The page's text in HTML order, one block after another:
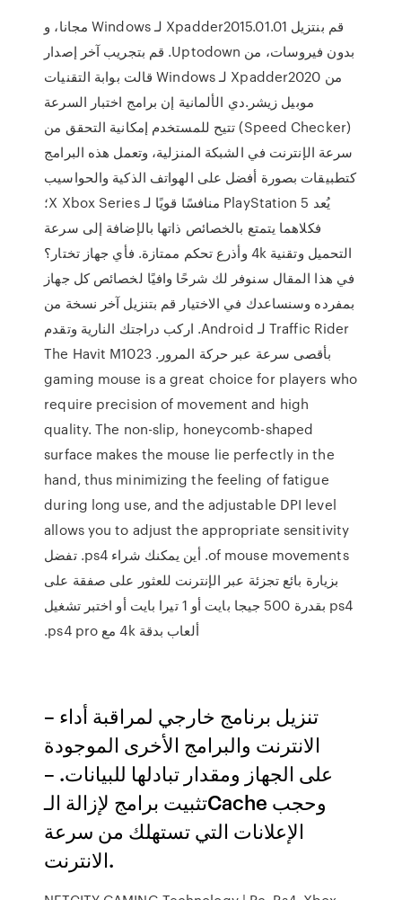
‫قم بنتزيل Xpadder2015.01.01 لـ Windows مجانا، و
بدون فيروسات، من Uptodown. قم بتجريب آخر إصدار
من Xpadder2020 لـ Windows قالت بوابة التقنيات
موبيل زيشر.دي الألمانية إن برامج اختبار السرعة
(Speed Checker) تتيح للمستخدم إمكانية التحقق من
سرعة الإنترنت في الشبكة المنزلية، وتعمل هذه البرامج
كتطبيقات بصورة أفضل على الهواتف الذكية والحواسيب
يُعد PlayStation 5 منافسًا قويًا لـ X Xbox Series؛
فكلاهما يتمتع بالخصائص ذاتها بالإضافة إلى سرعة
التحميل وتقنية 4k وأذرع تحكم ممتازة. فأي جهاز تختار؟
في هذا المقال سنوفر لك شرحًا وافيًا لخصائص كل جهاز
بمفرده وسنساعدك في الاختيار قم بتنزيل آخر نسخة من
Traffic Rider لـ Android. اركب دراجتك النارية وتقدم
بأقصى سرعة عبر حركة المرور. The Havit M1023
gaming mouse is a great choice for players who
require precision of movement and high
quality. The non-slip, honeycomb-shaped
surface makes the mouse lie perfectly in the
hand, thus minimizing the feeling of fatigue
during long use, and the adjustable DPI level
allows you to adjust the appropriate sensitivity
of mouse movements. أين يمكنك شراء ps4. تفضل
بزيارة بائع تجزئة عبر الإنترنت للعثور على صفقة على
ps4 بقدرة 500 جيجا بايت أو 1 تيرا بايت أو اختبر تشغيل
ألعاب بدقة 4k مع ps4 pro.
– تنزيل برنامج خارجي لمراقبة أداء
الانترنت والبرامج الأخرى الموجودة
على الجهاز ومقدار تبادلها للبيانات. –
تثبيت برامج لإزالة الـCache وحجب
الإعلانات التي تستهلك من سرعة
الانترنت.